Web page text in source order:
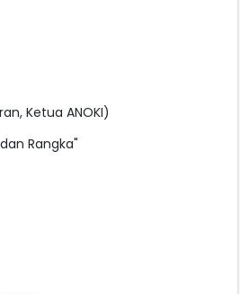
Ketua ANOKI)
Rangka"